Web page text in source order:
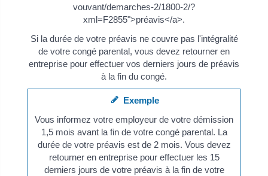
vouvant/demarches-2/1800-2/?
xml=F2855">préavis</a>.
Si la durée de votre préavis ne couvre pas l'intégralité
de votre congé parental, vous devez retourner en
entreprise pour effectuer vos derniers jours de préavis
à la fin du congé.
Exemple
Vous informez votre employeur de votre démission
1,5 mois avant la fin de votre congé parental. La
durée de votre préavis est de 2 mois. Vous devez
retourner en entreprise pour effectuer les 15
derniers jours de votre préavis à la fin de votre